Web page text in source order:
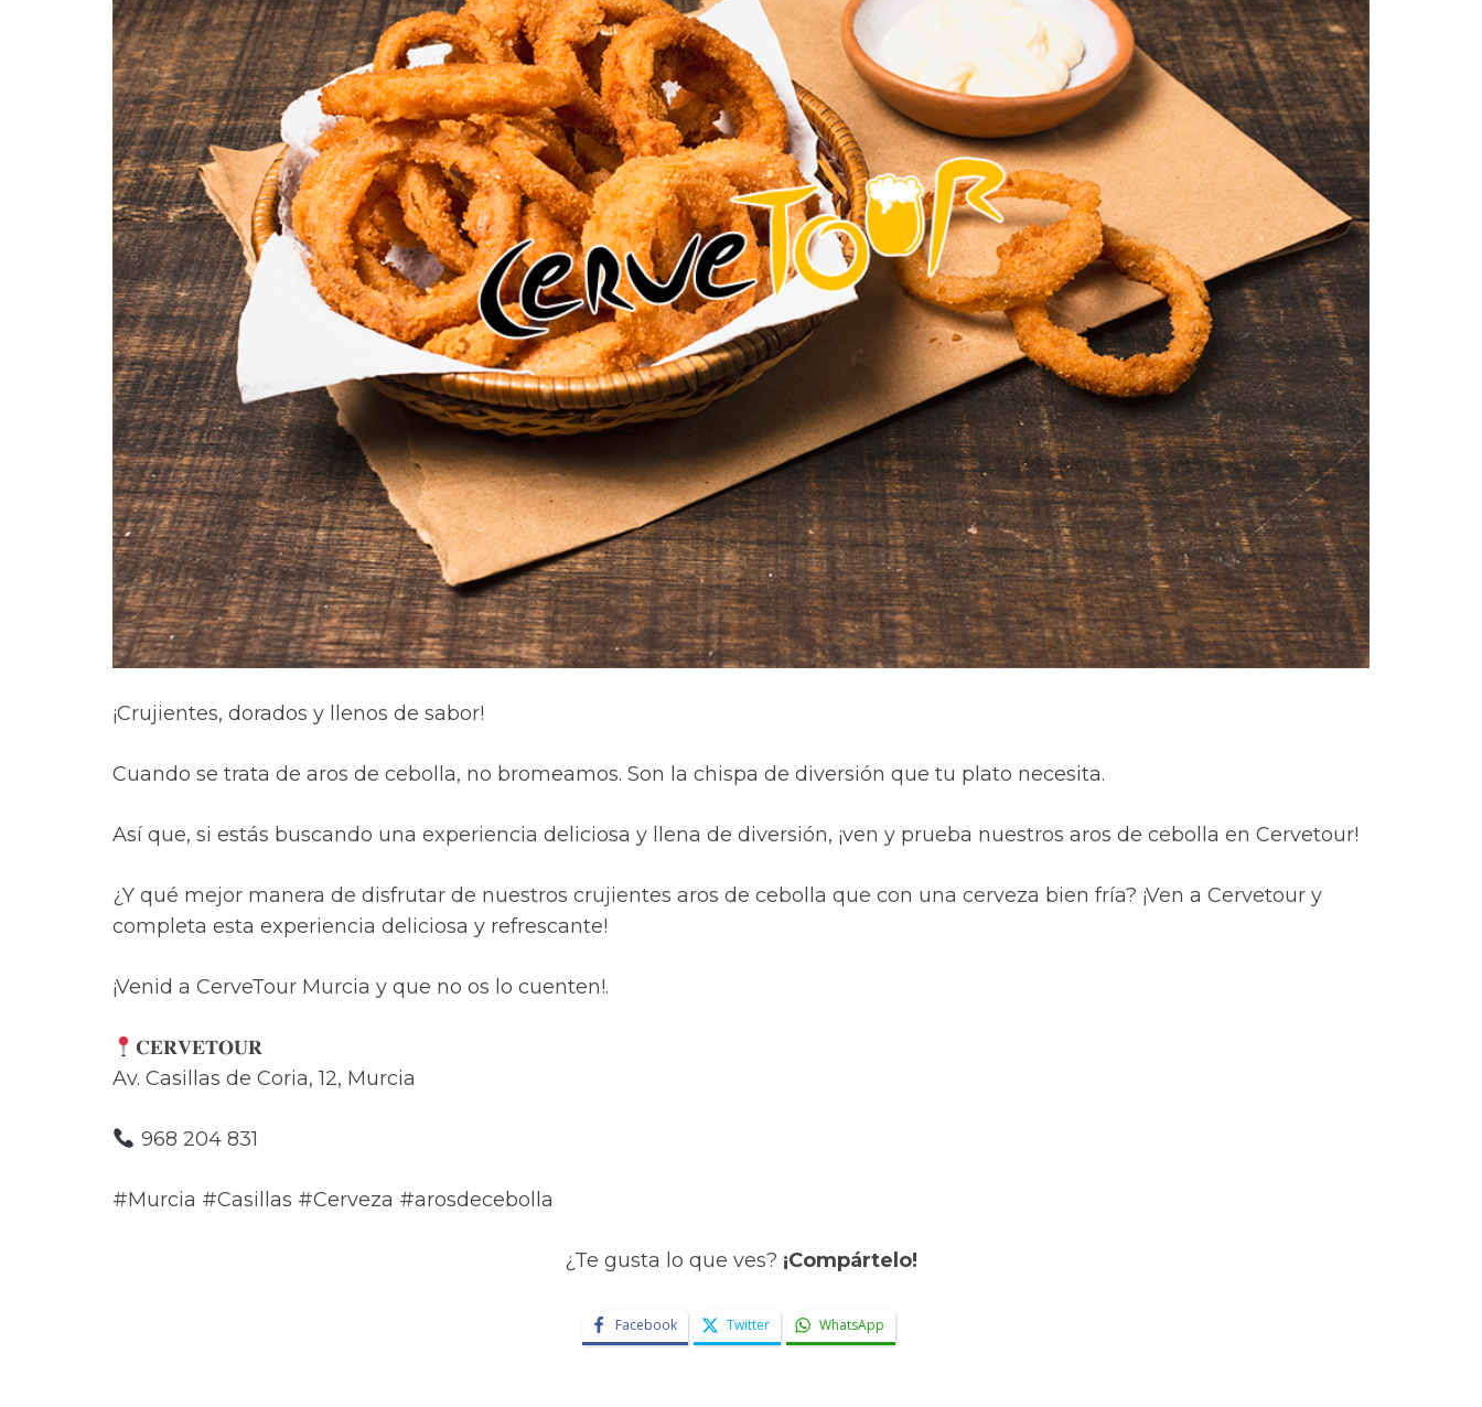
¡Crujientes, dorados y llenos de sabor!
Cuando se trata de aros de cebolla, no bromeamos. Son la chispa de diversión que tu plato necesita.
Así que, si estás buscando una experiencia deliciosa y llena de diversión, ¡ven y prueba nuestros aros de cebolla en Cervetour!
¿Y qué mejor manera de disfrutar de nuestros crujientes aros de cebolla que con una cerveza bien fría? ¡Ven a Cervetour y
completa esta experiencia deliciosa y refrescante!
¡Venid a CerveTour Murcia y que no os lo cuenten!.
𝐂𝐄𝐑𝐕𝐄𝐓𝐎𝐔𝐑
Av. Casillas de Coria, 12, Murcia
968 204 831
#Murcia #Casillas #Cerveza #arosdecebolla
¿Te gusta lo que ves? ¡Compártelo!
Facebook Twitter WhatsApp